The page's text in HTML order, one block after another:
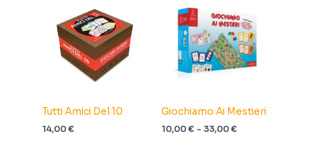
Tutti Amici Del 10
14,00€
Giochiamo Ai Mestieri
10,00€ - 33,00€